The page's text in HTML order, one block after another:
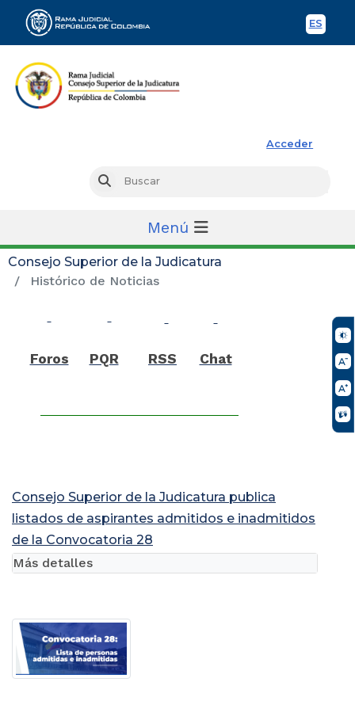
ES
Acceder
Buscar
Menú
Consejo Superior de la Judicatura
Histórico de Noticias
Foros PQR RSS Chat
Consejo Superior de la Judicatura publica
listados de aspirantes admitidos e inadmitidos
de la Convocatoria 28
Más detalles